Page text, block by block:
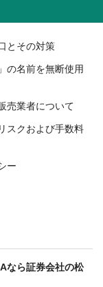
とその対策
の名前を無断使用
売業者について
スクおよび手数料
ー
なら証券会社の松